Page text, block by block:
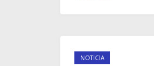
NOTICIA